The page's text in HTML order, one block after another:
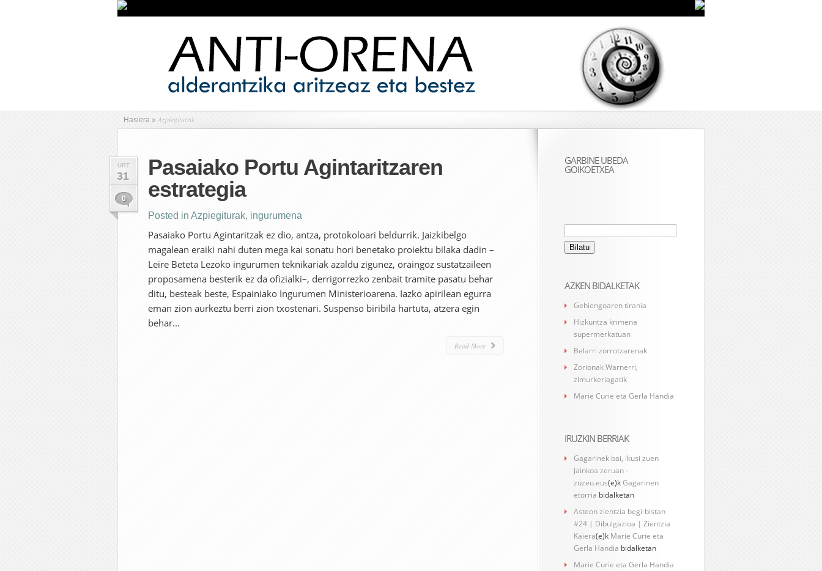
Hasiera » Azpiegiturak
URT
31
0
Pasaiako Portu Agintaritzaren
estrategia
Posted in Azpiegiturak, ingurumena
Pasaiako Portu Agintaritzak ez dio, antza, protokoloari beldurrik. Jaizkibelgo
magalean eraiki nahi duten mega kai sonatu hori benetako proiektu bilaka dadin –
Leire Beteta Lezoko ingurumen teknikariak azaldu zigunez, oraingoz sustatzaileen
proposamena besterik ez da ofizialki–, derrigorrezko zenbait tramite pasatu behar
ditu, besteak beste, Espainiako Ingurumen Ministerioarena. Iazko apirilean egurra
eman zion aurkeztu berri zion txostenari. Suspenso biribila hartuta, atzera egin
behar...
Read More
GARBINE UBEDA
GOIKOETXEA
Bilatu:
AZKEN BIDALKETAK
Gehiengoaren tirania
Hizkuntza krimena
supermerkatuan
Belarri zorrotzarenak
Zorionak Warnerri,
zimurkeriagatik
Marie Curie eta Gerla Handia
IRUZKIN BERRIAK
Gagarinek bai, ikusi zuen
Jainkoa zeruan -
zuzeu.eus(e)kGagarinen
etorria bidalketan
Asteon zientzia begi-bistan
#24 | Dibulgazioa | Zientzia
Kaiera(e)k Marie Curie eta
Gerla Handia bidalketan
Marie Curie eta Gerla Handia